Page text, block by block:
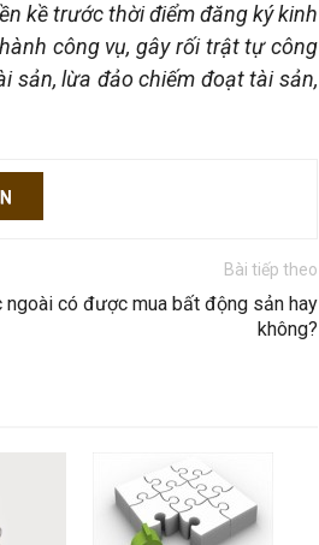
kề trước thời điểm đăng ký kinh
công vụ, gây rối trật tự công
sản, lừa đảo chiếm đoạt tài sản,
Bài tiếp theo
có được mua bất động sản hay
không?